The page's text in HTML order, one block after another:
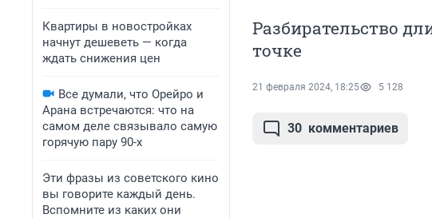
Квартиры в новостройках
начнут дешеветь — когда
ждать снижения цен
Все думали, что Орейро и
Арана встречаются: что на
самом деле связывало самую
горячую пару 90-х
Эти фразы из советского кино
вы говорите каждый день.
Вспомните из каких они
Разбирательство
точке
21 февраля 2024, 18:25 5 128
30 комментариев